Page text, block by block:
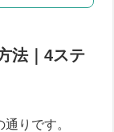
法｜4ステ
りです。